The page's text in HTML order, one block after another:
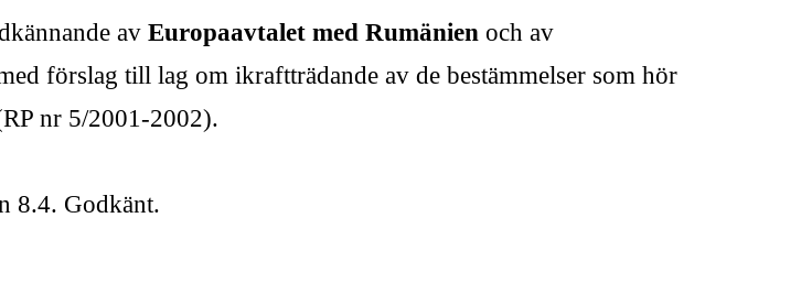
av Europaavtalet med Rumänien och av
förslag till lag om ikraftträdande av de bestämmelser som hör
nr 5/2001-2002).
8.4. Godkänt.